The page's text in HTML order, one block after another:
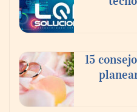
En el Día de la
mundo elige para
escogen
15